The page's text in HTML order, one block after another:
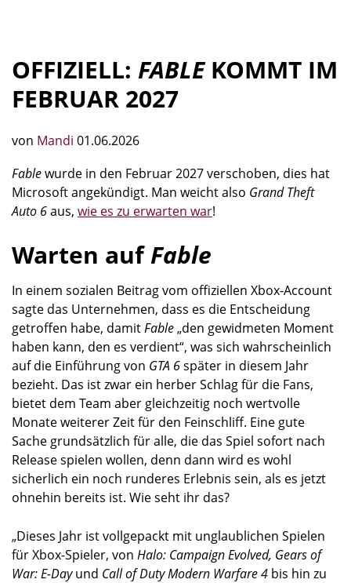
OFFIZIELL: FABLEKOMMT IM
FEBRUAR 2027
von Mandi 01.06.2026
Fablewurde in den Februar 2027 verschoben, dies hat
Microsoft angekündigt. Man weicht also Grand Theft
Auto 6aus, wie es zu erwarten war!
Warten aufFable
In einem sozialen Beitrag vom offiziellen Xbox-Account
sagte das Unternehmen, dass es die Entscheidung
getroffen habe, damitFable„den gewidmeten Moment
haben kann, den es verdient“, was sich wahrscheinlich
auf die Einführung von GTA 6später in diesem Jahr
bezieht. Das ist zwar ein herber Schlag für die Fans,
bietet dem Team aber gleichzeitig noch wertvolle
Monate weiterer Zeit für den Feinschliff. Eine gute
Sache grundsätzlich für alle, die das Spiel sofort nach
Release spielen wollen, denn dann wird es wohl
sicherlich ein noch runderes Erlebnis sein, als es jetzt
ohnehin bereits ist. Wie seht ihr das?
„Dieses Jahr ist vollgepackt mit unglaublichen Spielen
für Xbox-Spieler, von Halo: Campaign Evolved, Gears of
War: E-Dayund Call of Duty Modern Warfare 4 bis hin zu